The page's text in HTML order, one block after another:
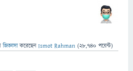
জিজ্ঞাসাকরেছেনIsmot Rahman (28,740 পয়েন্ট)